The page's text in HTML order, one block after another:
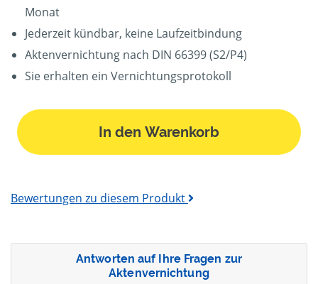
Monat
Jederzeit kündbar, keine Laufzeitbindung
Aktenvernichtung nach DIN 66399 (S2/P4)
Sie erhalten ein Vernichtungsprotokoll
In den Warenkorb
Bewertungen zu diesem Produkt
Antworten auf Ihre Fragen zur
Aktenvernichtung